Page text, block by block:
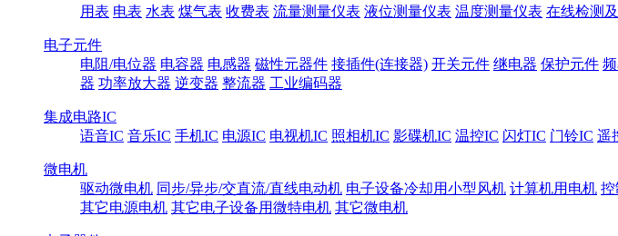
用表 电表 水表 煤气表 收费表 流量测量仪表 液位测量仪表 温度测量仪表 在线检测
电子元件
电阻/电位器 电容器 电感器 磁性元器件 接插件(连接器) 开关元件 继电器 保护元件
器 功率放大器 逆变器 整流器 工业编码器
集成电路IC
语音IC 音乐IC 手机IC 电源IC 电视机IC 照相机IC 影碟机IC 温控IC 闪灯IC 门铃IC 遥
微电机
驱动微电机 同步/异步/交直流/直线电动机 电子设备冷却用小型风机 计算机用电机 控
其它电源电机 其它电子设备用微特电机 其它微电机